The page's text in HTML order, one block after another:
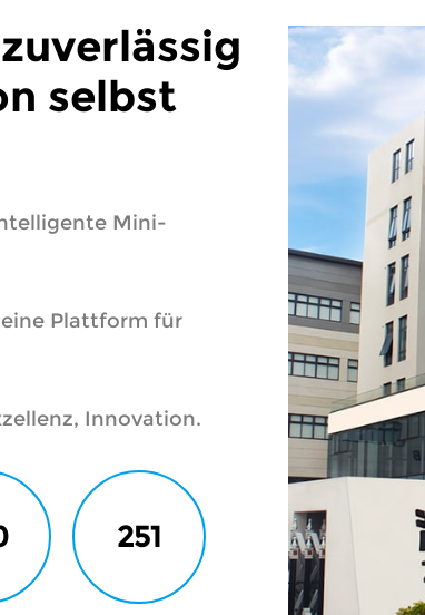
selbst
Mini-
Plattform für
Innovation.
251